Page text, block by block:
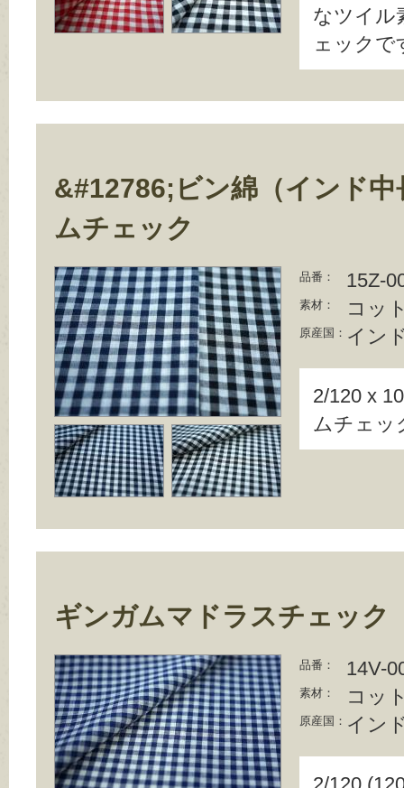
なツイル
ェックで
&#12786;ビン綿（インド
ムチェック
品番： 15Z-
素材： コッ
原産国： イン
2/120 x
ムチェッ
ギンガムマドラスチェック
品番： 14V-
素材： コッ
原産国： イン